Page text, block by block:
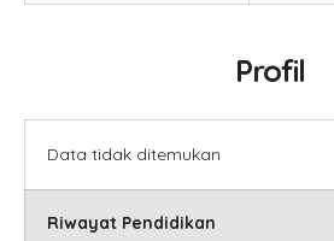
Profil
Data tidak ditemukan
Riwayat Pendidikan